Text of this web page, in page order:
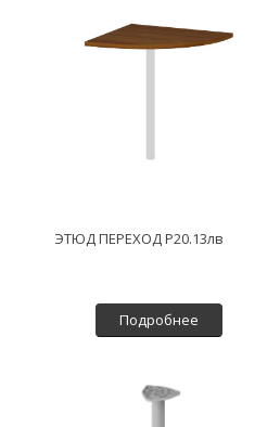
ЭТЮД ПЕРЕХОД P20.13лв
Подробнее